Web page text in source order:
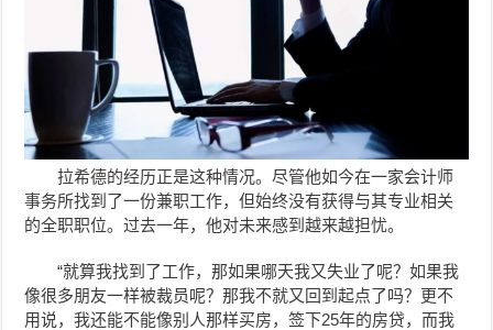
拉希德的经历正是这种情况。尽管他如今在一家会计师
事务所找到了一份兼职工作，但始终没有获得与其专业相关
的全职职位。过去一年，他对未来感到越来越担忧。
“就算我找到了工作，那如果哪天我又失业了呢？如果我
像很多朋友一样被裁员呢？那我不就又回到起点了吗？更不
用说，我还能不能像别人那样买房，签下25年的房贷，而我